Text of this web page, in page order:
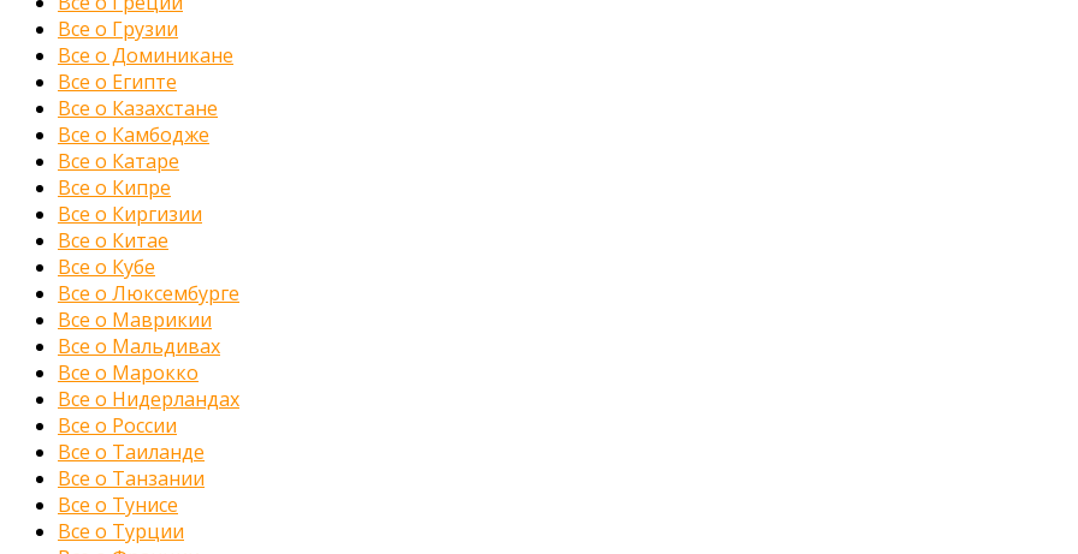
Все о Грузии
Все о Доминикане
Все о Египте
Все о Казахстане
Все о Камбодже
Все о Катаре
Все о Кипре
Все о Киргизии
Все о Китае
Все о Кубе
Все о Люксембурге
Все о Маврикии
Все о Мальдивах
Все о Марокко
Все о Нидерландах
Все о России
Все о Таиланде
Все о Танзании
Все о Тунисе
Все о Турции